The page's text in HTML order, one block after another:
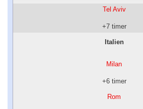
Tel Aviv
+7 timer
Italien
Milan
+6 timer
Rom